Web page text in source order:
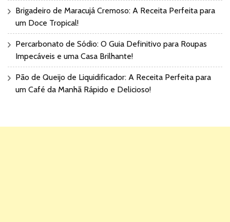
Brigadeiro de Maracujá Cremoso: A Receita Perfeita para
um Doce Tropical!
Percarbonato de Sódio: O Guia Definitivo para Roupas
Impecáveis e uma Casa Brilhante!
Pão de Queijo de Liquidificador: A Receita Perfeita para
um Café da Manhã Rápido e Delicioso!